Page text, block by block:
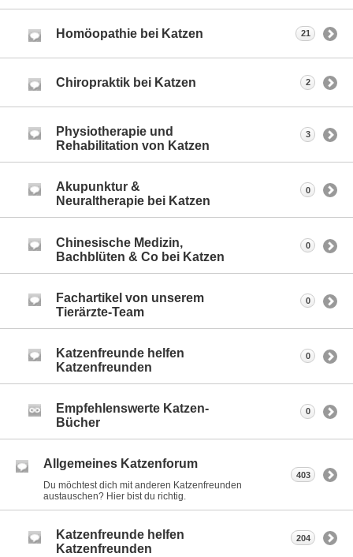
Homöopathie bei Katzen 21
Chiropraktik bei Katzen 2
Physiotherapie und
Rehabilitation von Katzen
3
Akupunktur &
Neuraltherapie bei Katzen
0
Chinesische Medizin,
Bachblüten & Co bei Katzen
0
Fachartikel von unserem
Tierärzte-Team
0
Katzenfreunde helfen
Katzenfreunden
0
Empfehlenswerte Katzen-
Bücher
0
Allgemeines Katzenforum
Du möchtest dich mit anderen Katzenfreunden
austauschen? Hier bist du richtig.
403
Katzenfreunde helfen
Katzenfreunden
204